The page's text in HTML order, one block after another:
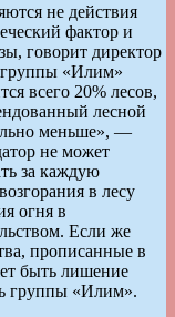
не действия
фактор и
говорит директор
«Илим»
всего 20% лесов,
лесной
меньше», —
не может
за каждую
в лесу
огня в
Если же
прописанные в
быть лишение
группы «Илим».